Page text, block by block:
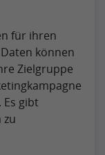
für ihren
können
Zielgruppe
Es gibt
zu